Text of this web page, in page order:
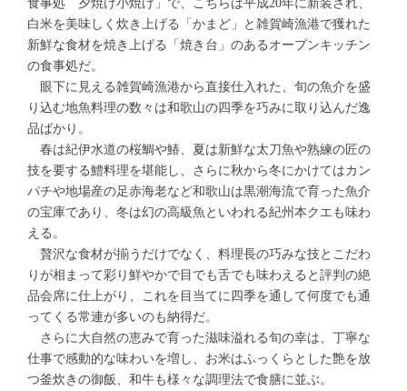
食事処 夕焼け小焼け」で、こちらは平成20年に新装され、
白米を美味しく炊き上げる「かまど」と雑賀崎漁港で獲れた
新鮮な食材を焼き上げる「焼き台」のあるオープンキッチン
の食事処だ。
眼下に見える雑賀崎漁港から直接仕入れた、旬の魚介を盛
り込む地魚料理の数々は和歌山の四季を巧みに取り込んだ逸
品ばかり。
春は紀伊水道の桜鯛や鰆、夏は新鮮な太刀魚や熟練の匠の
技を要する鱧料理を堪能し、さらに秋から冬にかけてはカン
パチや地場産の足赤海老など和歌山は黒潮海流で育った魚介
の宝庫であり、冬は幻の高級魚といわれる紀州本クエも味わ
える。
贅沢な食材が揃うだけでなく、料理長の巧みな技とこだわ
りが相まって彩り鮮やかで目でも舌でも味わえると評判の絶
品会席に仕上がり、これを目当てに四季を通して何度でも通
ってくる常連が多いのも納得だ。
さらに大自然の恵みで育った滋味溢れる旬の幸は、丁寧な
仕事で感動的な味わいを増し、お米はふっくらとした艶を放
つ釜炊きの御飯、和牛も様々な調理法で食膳に並ぶ。